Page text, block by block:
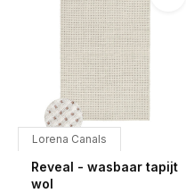
Lorena Canals
Reveal - wasbaar tapijt
wol